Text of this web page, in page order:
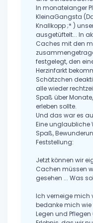
In monatelanger
KleinaGangsta
Knallkopp ;* )
ausgetüftelt... In
Caches mit den
festgelegt, den
Herzinfarkt
Schätzchen
alle wieder
Spaß über
erleben sollte.
Und das war es
Eine unglaubliche
Spaß,
Feststellung:
Jetzt können wir
Cachen müssen
gesehen ... Was
Ich verneige mich
bedanke mich wie
Legen und